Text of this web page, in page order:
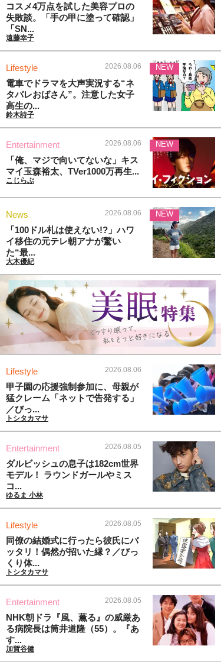
コスメ4万点を試した美容プロの
失敗談。「手の甲に塗って確認」
「SN...
遠藤幸子
Lifestyle 2026.08.06
電車でドラマを大声実況する“ネ
タバレおばさん”。注意した女子
高生の...
鈴木詩子
NEW
Entertainment 2026.08.06
「俺、マジで向いてないな」キス
マイ玉森裕太、TVer1000万再生...
こじらぶ
NEW
News 2026.08.06
「100ドル札は使えない!?」ハワ
イ移住の元テレ朝アナが驚い
た“最...
大木優紀
NEW
Lifestyle 2026.08.06
甲子園の応援強制参加に、母親が
猛クレーム「ネットで告発する」
／びっ...
トシタカマサ
Entertainment 2026.08.05
ダルビッシュの息子は182cm世界
モデル！ ラウンドガールやミス
コ...
ゆるま 小林
Lifestyle 2026.08.05
同僚の結婚式に行ったら彼氏にバ
ッタリ！偶然が招いた縁？／びっ
くり体...
トシタカマサ
Entertainment 2026.08.05
NHK朝ドラ『風、薫る』の威厳あ
る病院長は筒井道隆（55）。『あ
す...
加賀谷健